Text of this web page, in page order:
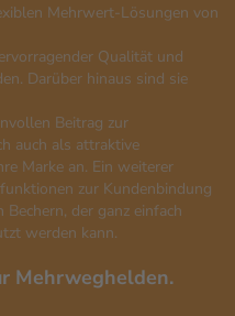
Mehrwert-Lösungen von
Qualität und
Darüber hinaus sind sie
Beitrag zur
auch als attraktive
Marke an. Ein weiterer
zur Kundenbindung
der ganz einfach
werden kann.
Mehrweghelden.